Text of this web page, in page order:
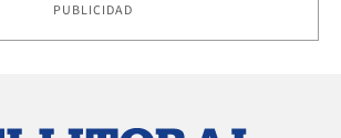
PUBLICIDAD